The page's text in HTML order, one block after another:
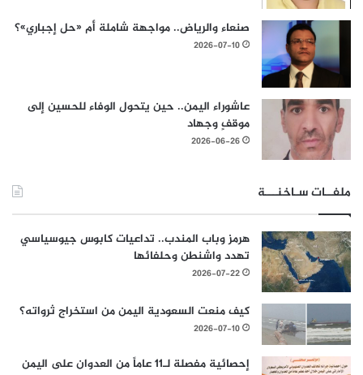
صنعاء والرياض.. مواجهة شاملة أم «حل إجباري»؟
2026-07-10
عاشوراء اليمن.. حين يتحول الوفاء للحسين إلى
موقفٍ وجهاد
2026-06-26
ملفــات سـاخنـــة
هرمز وباب المندب.. تداعيات كابوس جيوسياسي
تهدد واشنطن وحلفائها
2026-07-22
كيف منعت السعودية اليمن من استخراج ثرواته؟
2026-07-10
إحصائية مفصلة لـ11 عاماً من العدوان على اليمن